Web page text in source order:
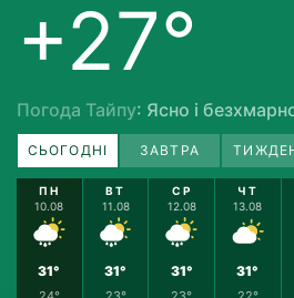
+27°
Погода Тайпу: Ясно і
СЬОГОДНІ ЗАВТРА
ПН
10.08
31°
ВТ
11.08
31°
СР
12.08
31°
ЧТ
13.08
31°